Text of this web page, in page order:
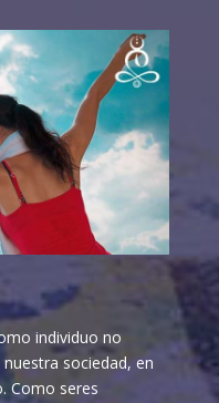
individuo no
sociedad, en
Como seres